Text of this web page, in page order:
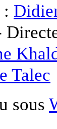
Talec
sous